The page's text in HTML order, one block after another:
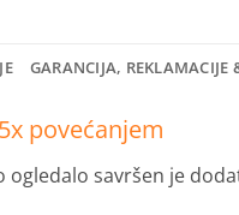
GARANCIJA, REKLAMACIJE
povećanjem
ogledalo savršen je